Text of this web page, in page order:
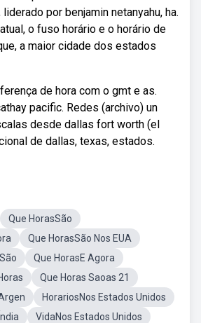
por benjamin netanyahu, ha.
o fuso horário e o horário de
a maior cidade dos estados
de hora com o gmt e as.
pacific. Redes (archivo) un
desde dallas fort worth (el
de dallas, texas, estados.
Que HorasSão
Que HorasSão Nos EUA
Que HorasE Agora
Que Horas Saoas 21
HorariosNos Estados Unidos
VidaNos Estados Unidos